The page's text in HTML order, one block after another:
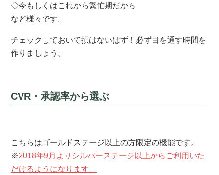
◇今もしくはこれから繁忙期だから
など様々です。
チェックしておいて損はないはず！必ず目を通す時間を
作りましょう。
CVR・承認率から選ぶ
こちらはゴールドステージ以上の方限定の機能です。
※2018年9月よりシルバーステージ以上からご利用いた
だけるようになります。